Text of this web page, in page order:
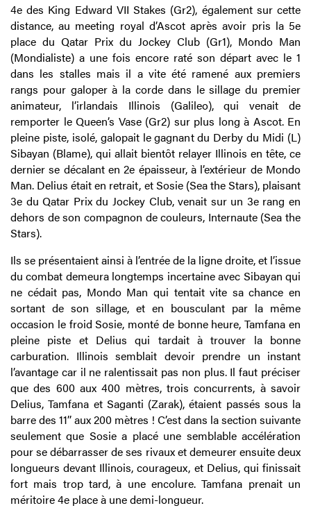
4e des King Edward VII Stakes (Gr2), également sur cette
distance, au meeting royal d’Ascot après avoir pris la 5e
place du Qatar Prix du Jockey Club (Gr1), Mondo Man
(Mondialiste) a une fois encore raté son départ avec le 1
dans les stalles mais il a vite été ramené aux premiers
rangs pour galoper à la corde dans le sillage du premier
animateur, l’irlandais Illinois (Galileo), qui venait de
remporter le Queen’s Vase (Gr2) sur plus long à Ascot. En
pleine piste, isolé, galopait le gagnant du Derby du Midi (L)
Sibayan (Blame), qui allait bientôt relayer Illinois en tête, ce
dernier se décalant en 2e épaisseur, à l’extérieur de Mondo
Man. Delius était en retrait, et Sosie (Sea the Stars), plaisant
3e du Qatar Prix du Jockey Club, venait sur un 3e rang en
dehors de son compagnon de couleurs, Internaute (Sea the
Stars).
Ils se présentaient ainsi à l’entrée de la ligne droite, et l’issue
du combat demeura longtemps incertaine avec Sibayan qui
ne cédait pas, Mondo Man qui tentait vite sa chance en
sortant de son sillage, et en bousculant par la même
occasion le froid Sosie, monté de bonne heure, Tamfana en
pleine piste et Delius qui tardait à trouver la bonne
carburation. Illinois semblait devoir prendre un instant
l’avantage car il ne ralentissait pas non plus. Il faut préciser
que des 600 aux 400 mètres, trois concurrents, à savoir
Delius, Tamfana et Saganti (Zarak), étaient passés sous la
barre des 11’’ aux 200 mètres ! C’est dans la section suivante
seulement que Sosie a placé une semblable accélération
pour se débarrasser de ses rivaux et demeurer ensuite deux
longueurs devant Illinois, courageux, et Delius, qui finissait
fort mais trop tard, à une encolure. Tamfana prenait un
méritoire 4e place à une demi-longueur.